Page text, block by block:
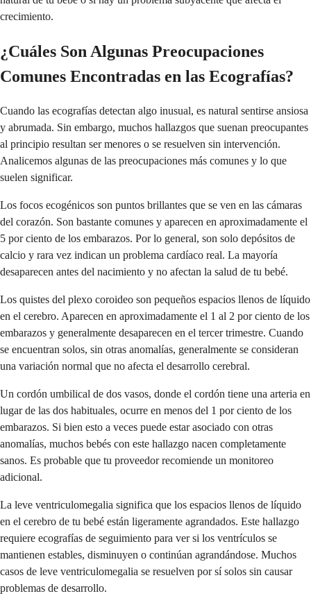
crecimiento.
¿Cuáles Son Algunas Preocupaciones
Comunes Encontradas en las Ecografías?
Cuando las ecografías detectan algo inusual, es natural sentirse ansiosa
y abrumada. Sin embargo, muchos hallazgos que suenan preocupantes
al principio resultan ser menores o se resuelven sin intervención.
Analicemos algunas de las preocupaciones más comunes y lo que
suelen significar.
Los focos ecogénicos son puntos brillantes que se ven en las cámaras
del corazón. Son bastante comunes y aparecen en aproximadamente el
5 por ciento de los embarazos. Por lo general, son solo depósitos de
calcio y rara vez indican un problema cardíaco real. La mayoría
desaparecen antes del nacimiento y no afectan la salud de tu bebé.
Los quistes del plexo coroideo son pequeños espacios llenos de líquido
en el cerebro. Aparecen en aproximadamente el 1 al 2 por ciento de los
embarazos y generalmente desaparecen en el tercer trimestre. Cuando
se encuentran solos, sin otras anomalías, generalmente se consideran
una variación normal que no afecta el desarrollo cerebral.
Un cordón umbilical de dos vasos, donde el cordón tiene una arteria en
lugar de las dos habituales, ocurre en menos del 1 por ciento de los
embarazos. Si bien esto a veces puede estar asociado con otras
anomalías, muchos bebés con este hallazgo nacen completamente
sanos. Es probable que tu proveedor recomiende un monitoreo
adicional.
La leve ventriculomegalia significa que los espacios llenos de líquido
en el cerebro de tu bebé están ligeramente agrandados. Este hallazgo
requiere ecografías de seguimiento para ver si los ventrículos se
mantienen estables, disminuyen o continúan agrandándose. Muchos
casos de leve ventriculomegalia se resuelven por sí solos sin causar
problemas de desarrollo.